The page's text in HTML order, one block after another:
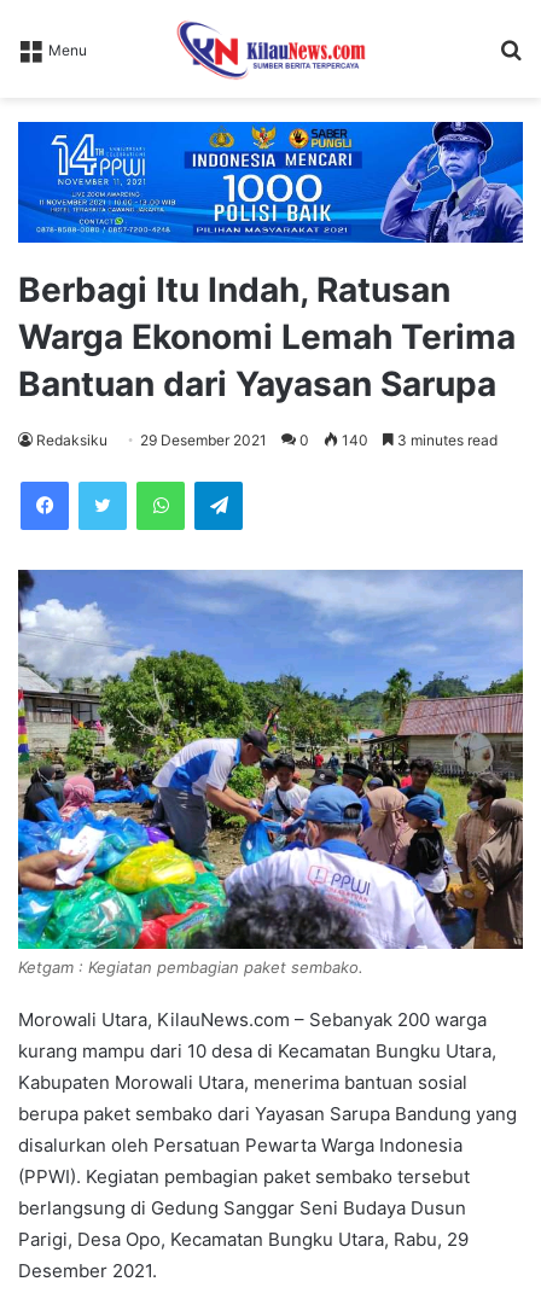
Menu
Berbagi Itu Indah, Ratusan
Warga Ekonomi Lemah Terima
Bantuan dari Yayasan Sarupa
Redaksiku 29 Desember 2021 0 140 3 minutes read
WhatsAppTelegram
Ketgam : Kegiatan pembagian paket sembako.
Morowali Utara, KilauNews.com – Sebanyak 200 warga
kurang mampu dari 10 desa di Kecamatan Bungku Utara,
Kabupaten Morowali Utara, menerima bantuan sosial
berupa paket sembako dari Yayasan Sarupa Bandung yang
disalurkan oleh Persatuan Pewarta Warga Indonesia
(PPWI). Kegiatan pembagian paket sembako tersebut
berlangsung di Gedung Sanggar Seni Budaya Dusun
Parigi, Desa Opo, Kecamatan Bungku Utara, Rabu, 29
Desember 2021.